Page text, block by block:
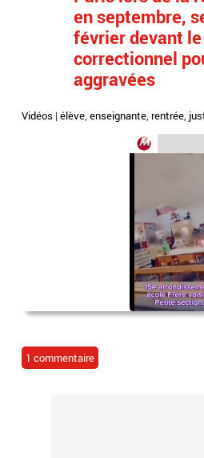
en septembre,
février devant
correctionnel
aggravées
Vidéos |élève,enseignante,rentrée,
1 commentaire